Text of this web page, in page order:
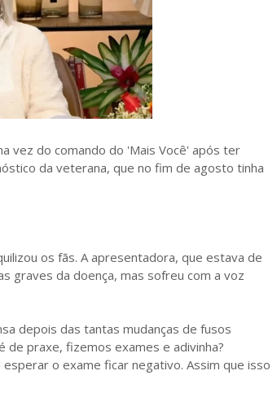
vez do comando do 'Mais Você' após ter
da veterana, que no fim de agosto tinha
os fãs. A apresentadora, que estava de
graves da doença, mas sofreu com a voz
depois das tantas mudanças de fusos
de praxe, fizemos exames e adivinha?
o exame ficar negativo. Assim que isso